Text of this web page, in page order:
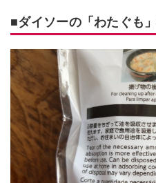
■ダイソーの「わたぐも